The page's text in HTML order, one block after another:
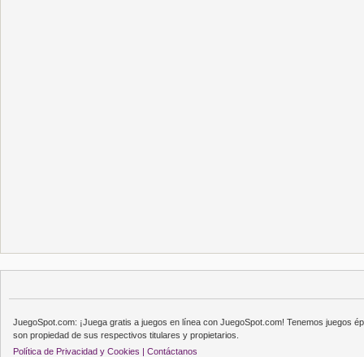
JuegoSpot.com: ¡Juega gratis a juegos en línea con JuegoSpot.com! Tenemos juegos
son propiedad de sus respectivos titulares y propietarios.
Política de Privacidad y Cookies | Contáctanos